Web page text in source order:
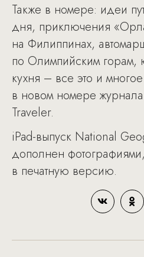
Также в номере: идеи
дня, приключения
на Филиппинах,
по Олимпийским горам,
кухня – все это и
в новом номере
Traveler.
iPad-выпуск National
дополнен
в печатную версию.